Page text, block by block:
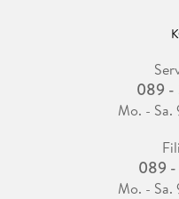
089 -
Mo. -
089 -
Mo. -